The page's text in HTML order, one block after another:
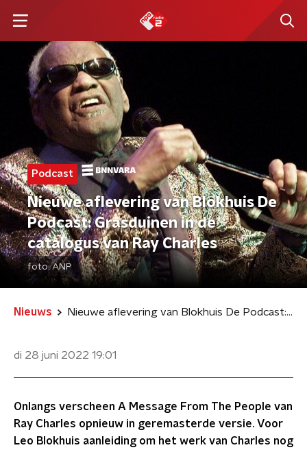
Podcast
Nieuwe aflevering van Blokhuis De
Podcast: Grasduinen in de
catalogus van Ray Charles
foto:ANP
Nieuws Nieuwe aflevering van Blokhuis De Podcast: Grasduinen in de catalogus van Ray Charles
di 28 juni 2022 19:01
Onlangs verscheen A Message From The People van
Ray Charles opnieuw in geremasterde versie. Voor
Leo Blokhuis aanleiding om het werk van Charles nog